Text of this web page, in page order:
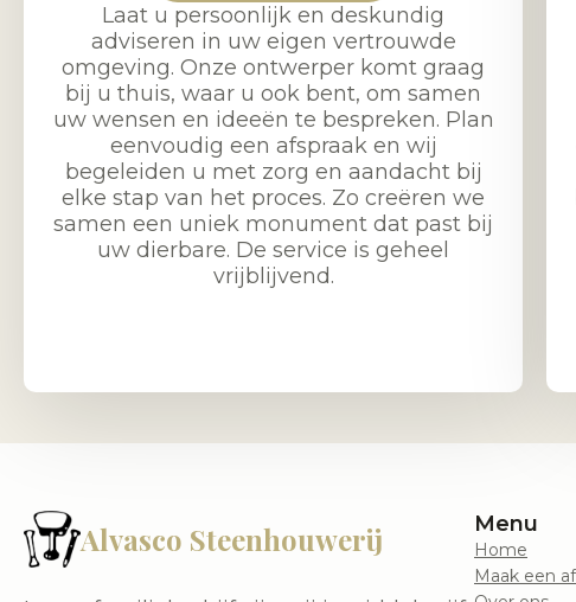
Laat u persoonlijk en deskundig
adviseren in uw eigen vertrouwde
omgeving. Onze ontwerper komt graag
bij u thuis, waar u ook bent, om samen
uw wensen en ideeën te bespreken. Plan
eenvoudig een afspraak en wij
begeleiden u met zorg en aandacht bij
elke stap van het proces. Zo creëren we
samen een uniek monument dat past bij
uw dierbare. De service is geheel
vrijblijvend.
Alvasco Steenhouwerij Menu
Home
Maak een